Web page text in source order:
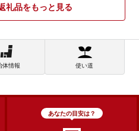
礼品をもっと見る
体情報 使い道
あなたの目安は？